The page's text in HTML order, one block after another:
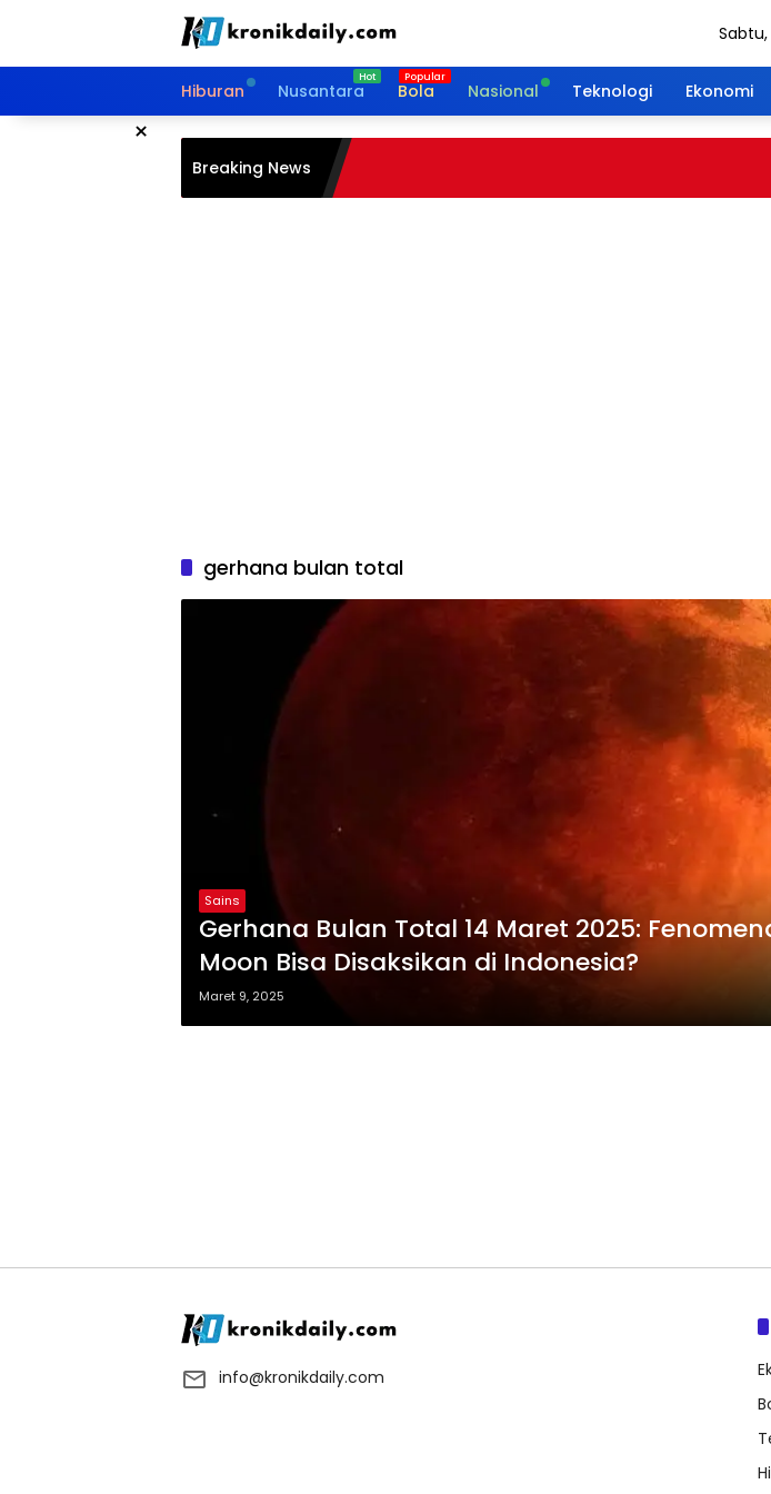
Hiburan Nusantara Bola Nasional Teknologi Ekonomi
×
Breaking News
gerhana bulan total
Sains
Gerhana Bulan Total 14 Maret 2025:
Moon Bisa Disaksikan di Indonesia?
Maret 9, 2025
info@kronikdaily.com